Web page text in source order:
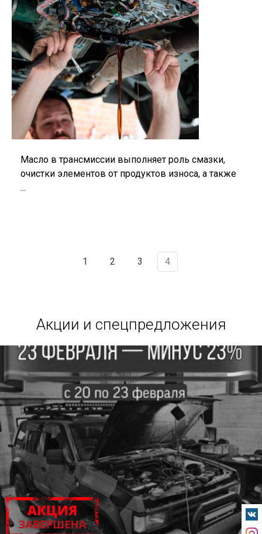
Масло в трансмиссии выполняет роль смазки,
очистки элементов от продуктов износа, а также
...
1 2 3 4
Акции и спецпредложения
АКЦИЯ